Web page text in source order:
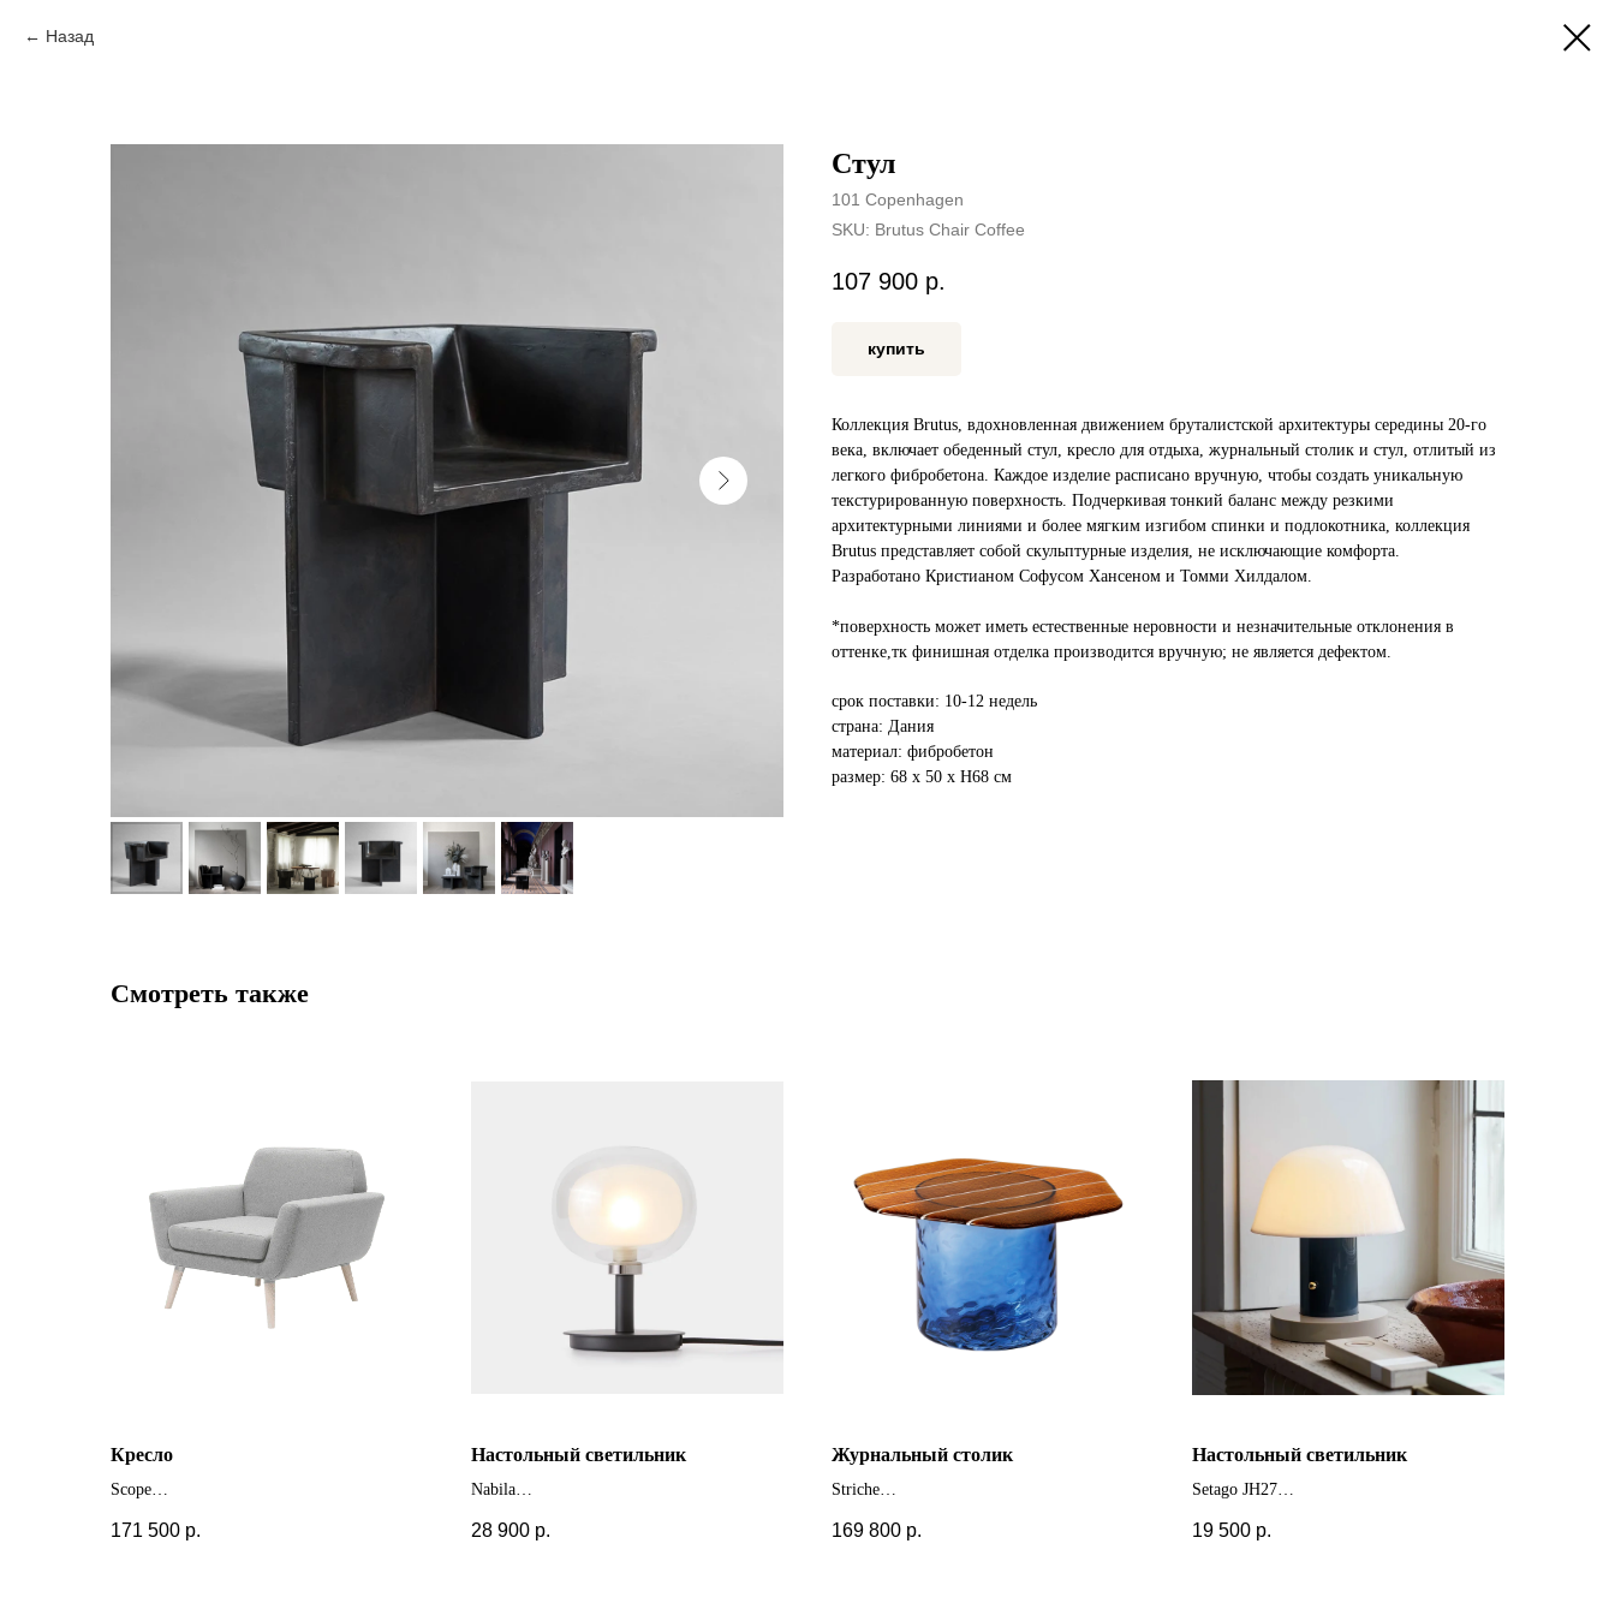
Назад
Стул
101 Copenhagen
SKU: Brutus Chair Coffee
107 900 р.
купить
Коллекция Brutus, вдохновленная движением бруталистской архитектуры середины 20-го
века, включает обеденный стул, кресло для отдыха, журнальный столик и стул, отлитый из
легкого фибробетона. Каждое изделие расписано вручную, чтобы создать уникальную
текстурированную поверхность. Подчеркивая тонкий баланс между резкими
архитектурными линиями и более мягким изгибом спинки и подлокотника, коллекция
Brutus представляет собой скульптурные изделия, не исключающие комфорта.
Разработано Кристианом Софусом Хансеном и Томми Хилдалом.
*поверхность может иметь естественные неровности и незначительные отклонения в
оттенке,тк финишная отделка производится вручную; не является дефектом.
срок поставки: 10-12 недель
страна: Дания
материал: фибробетон
размер: 68 х 50 х H68 см
Смотреть также
Кресло
Scope
171 500 р.
Настольный светильник
Nabila
28 900 р.
Журнальный столик
Striche
169 800 р.
Настольный светильник
Setago JH27
19 500 р.